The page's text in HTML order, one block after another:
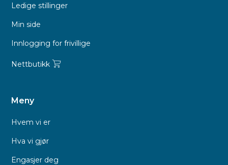
Ledige stillinger
Min side
Innlogging for frivillige
Nettbutikk
Meny
Hvem vi er
Hva vi gjør
Engasjer deg